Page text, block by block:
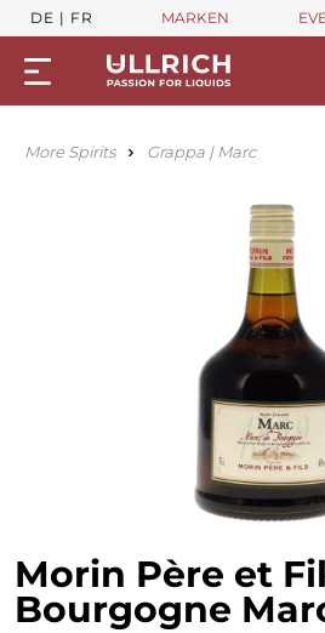
DE FR MARKEN
More Spirits Grappa | Marc
Morin Père et
Bourgogne